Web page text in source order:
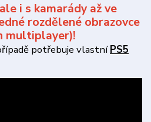
i s kamarády až ve
rozdělené obrazovce
multiplayer)!
potřebuje vlastníPS5